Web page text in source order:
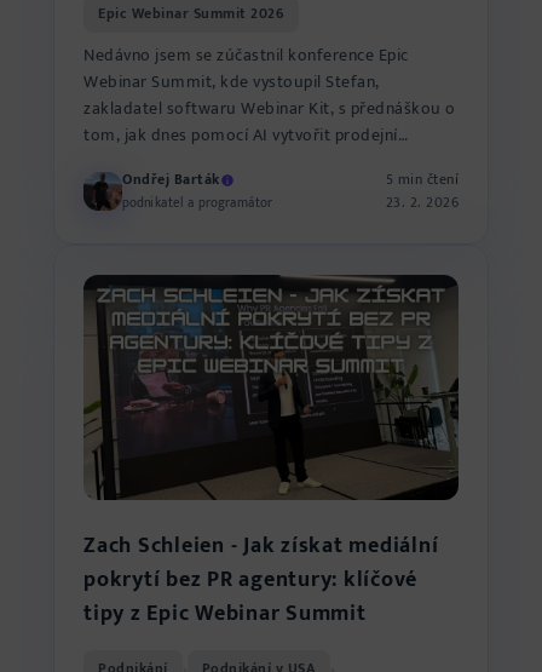
Epic Webinar Summit 2026
Nedávno jsem se zúčastnil konference Epic
Webinar Summit, kde vystoupil Stefan,
zakladatel softwaru Webinar Kit, s přednáškou o
tom, jak dnes pomocí AI vytvořit prodejní
Ondřej Barták
podnikatel a programátor
5 min čtení
23. 2. 2026
Zach Schleien - Jak získat mediální
pokrytí bez PR agentury: klíčové
tipy z Epic Webinar Summit